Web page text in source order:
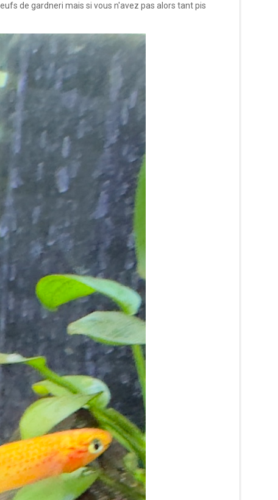
de gardneri mais si vous n'avez pas alors tant pis